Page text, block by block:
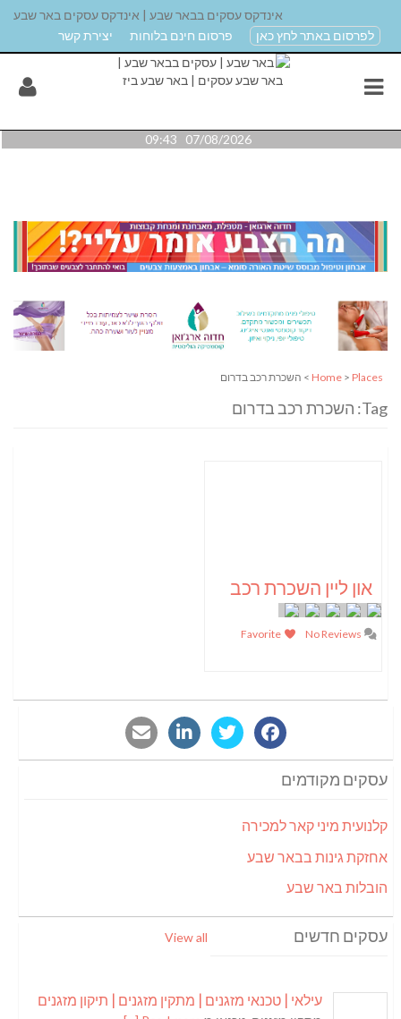
אינדקס עסקים בבאר שבע | אינדקס עסקים באר שבע
לפרסום באתר לחץ כאן
פרסום חינם בלוחות יצירת קשר
07/08/2026 09:43
Home > Places > השכרת רכב בדרום
Tag: השכרת רכב בדרום
און ליין השכרת רכב
עסקים מקודמים
קלנועית מיני קאר למכירה
אחזקת גינות בבאר שבע
הובלות באר שבע
עסקים חדשים View all
עילאי | טכנאי מזגנים | מתקין מזגנים | תיקון מזגנים